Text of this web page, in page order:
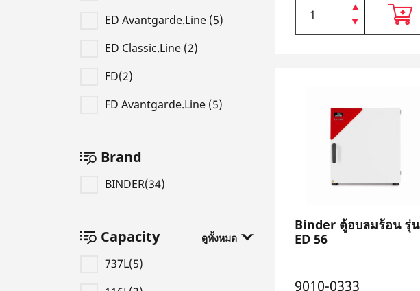
ED Avantgarde.Line (5)
ED Classic.Line (2)
FD(2)
FD Avantgarde.Line (5)
Brand
BINDER(34)
Capacity ดูทั้งหมด
737L(5)
Binder ตู้อบลมร้อน รุ่น
ED 56
9010-0333